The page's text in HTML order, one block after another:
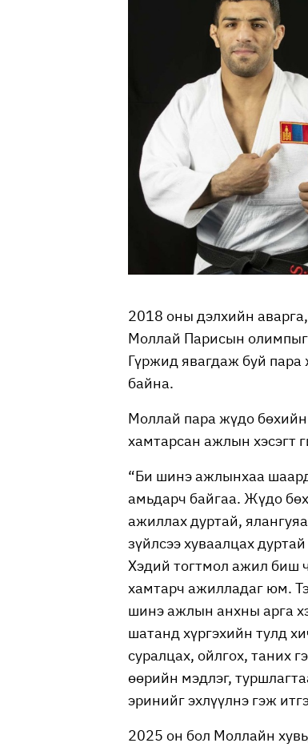
2018 оны дэлхийн
Моллай Парисын олимпыг
Гүржид явагдаж буй
байна.
Моллай пара жүдо
хамтарсан ажлын хэсэгт
“Би шинэ ажлынхаа
амьдарч байгаа. Жүдо
ажиллах дуртай,
зүйлсээ хуваалцах
Хэдий тогтмол ажил биш
хамтарч ажилладаг юм.
шинэ ажлын анхны арга
шатанд хүргэхийн тулд
суралцах, ойлгох, таних
өөрийн мэдлэг,
эринийг эхлүүлнэ гэж
2025 он бол Моллайн